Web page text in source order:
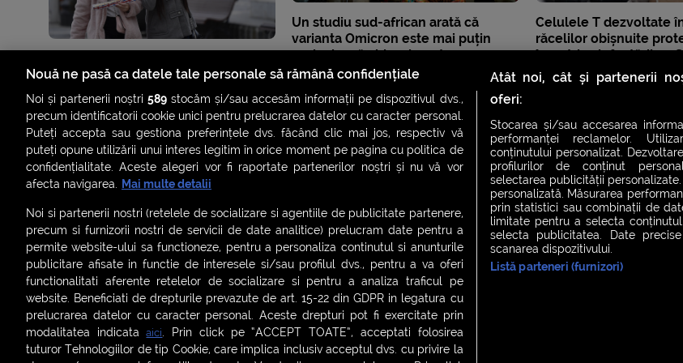
Un studiu sud-african arată că
varianta Omicron este mai puțin
periculoasă chiar și pentru
nevaccinați
Celulele T dezvoltate
răcelilor obișnuite
împotriva infectării cu
arată un studiu britanic
ȘTIRI SMART SHORTS LIVE FEVER BRUNCH FEVER NIGHT FEVER
LIVE FEVER
ASCULTĂ ACUM RADIOURILE SMART
| Politica de confidențialitate Politica de cookies
Nouă ne pasă ca datele tale personale să rămână confidențiale
Noi și partenerii noștri589 stocăm și/sau accesăm informații pe dispozitivul dvs.,
precum identificatorii cookie unici pentru prelucrarea datelor cu caracter personal.
Puteți accepta sau gestiona preferințele dvs. făcând clic mai jos, respectiv vă
puteți opune utilizării unui interes legitim în orice moment pe pagina cu politica de
confidențialitate. Aceste alegeri vor fi raportate partenerilor noștri și nu vă vor
afecta navigarea. Mai multe detalii
Noi si partenerii nostri (retelele de socializare si agentiile de publicitate partenere,
precum si furnizorii nostri de servicii de date analitice) prelucram date pentru a
permite website-ului sa functioneze, pentru a personaliza continutul si anunturile
publicitare afisate in functie de interesele si/sau profilul dvs., pentru a va oferi
functionalitati aferente retelelor de socializare si pentru a analiza traficul pe
website. Beneficiati de drepturile prevazute de art. 15-22 din GDPR in legatura cu
prelucrarea datelor cu caracter personal. Aceste drepturi pot fi exercitate prin
modalitatea indicataaici. Prin click pe “ACCEPT TOATE”, acceptati folosirea
tuturor Tehnologiilor de tip Cookie, care implica inclusiv acceptul dvs. cu privire la
Atât noi, cât și partenerii
oferi:
Stocarea și/sau accesarea
performanței reclamelor.
conținutului personalizat.
profilurilor de conținut
selectarea publicității
personalizată. Măsurarea
prin statistici sau combinații de
limitate pentru a selecta
selecta publicitatea. Date
scanarea dispozitivului.
Listă parteneri (furnizori)